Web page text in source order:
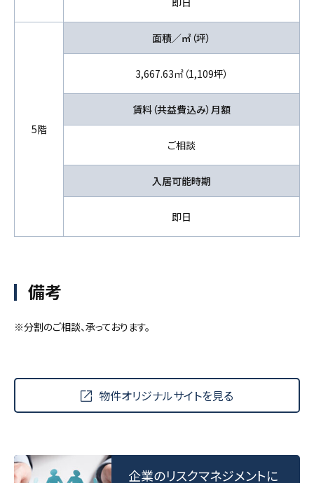
5階
面積／㎡（坪）
3,667.63㎡（1,109坪）
賃料（共益費込み）月額
ご相談
入居可能時期
即日
備考
※分割のご相談、承っております。
物件オリジナルサイトを見る
企業のリスクマネジメントに